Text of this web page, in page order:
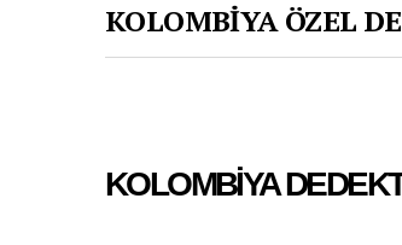
KOLOMBİYA ÖZEL
KOLOMBİYA